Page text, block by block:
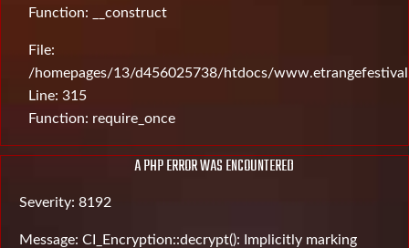
Function: __construct
File:
/homepages/13/d456025738/htdocs/
Line: 315
Function: require_once
A PHP ERROR WAS ENCOUNTERED
Severity: 8192
Message: CI_Encryption::decrypt(): Implicitly marking